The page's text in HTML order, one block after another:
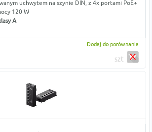
uchwytem na szynie DIN, z 4x portami PoE+
120 W
A
Dodaj do porównania
szt